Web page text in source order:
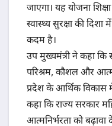
जाएगा। यह योजना
स्वास्थ्य सुरक्षा की
कदम है।
उप मुख्यमंत्री ने कहा
परिश्रम, कौशल और
प्रदेश के आर्थिक विकास
कहा कि राज्य सरकार
आत्मनिर्भरता को